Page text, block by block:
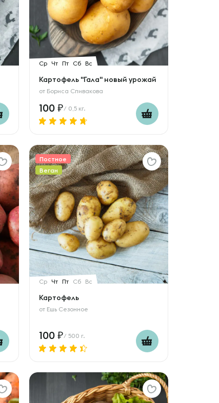
Ср Чт Пт Сб Вс
Картофель "Гала" новый урожай
от Бориса Спивакова
100 / 0,5 кг.
Постное
Веган
Ср Чт Пт Сб Вс
Картофель
от Ешь Сезонное
100 / 500 г.